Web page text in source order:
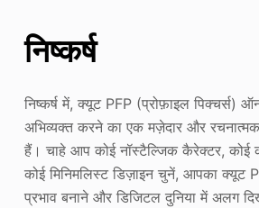
निष्कर्ष
निष्कर्ष में, क्यूट PFP (प्रोफ़ाइल पिक्चर्स)
अभिव्यक्त करने का एक मज़ेदार और
हैं। चाहे आप कोई नॉस्टैल्जिक कैरेक्टर, कोई
कोई मिनिमलिस्ट डिज़ाइन चुनें, आपका क्यूट
प्रभाव बनाने और डिजिटल दुनिया में अलग